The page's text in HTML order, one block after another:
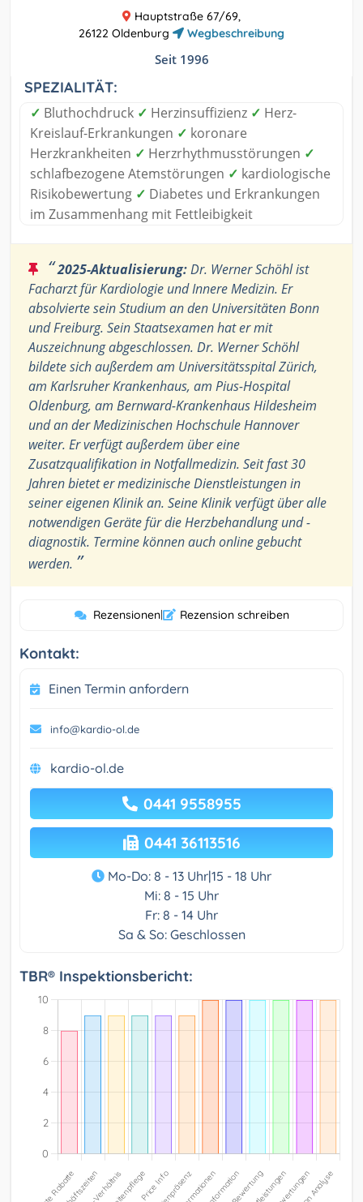
Hauptstraße 67/69,
26122 Oldenburg
Wegbeschreibung
Seit 1996
SPEZIALITÄT:
✓ Bluthochdruck ✓ Herzinsuffizienz ✓ Herz-
Kreislauf-Erkrankungen ✓ koronare
Herzkrankheiten ✓ Herzrhythmusstörungen ✓
schlafbezogene Atemstörungen ✓ kardiologische
Risikobewertung ✓ Diabetes und Erkrankungen
im Zusammenhang mit Fettleibigkeit
“2025-Aktualisierung:Dr. Werner Schöhl ist
Facharzt für Kardiologie und Innere Medizin. Er
absolvierte sein Studium an den Universitäten Bonn
und Freiburg. Sein Staatsexamen hat er mit
Auszeichnung abgeschlossen. Dr. Werner Schöhl
bildete sich außerdem am Universitätsspital Zürich,
am Karlsruher Krankenhaus, am Pius-Hospital
Oldenburg, am Bernward-Krankenhaus Hildesheim
und an der Medizinischen Hochschule Hannover
weiter. Er verfügt außerdem über eine
Zusatzqualifikation in Notfallmedizin. Seit fast 30
Jahren bietet er medizinische Dienstleistungen in
seiner eigenen Klinik an. Seine Klinik verfügt über alle
notwendigen Geräte für die Herzbehandlung und -
diagnostik. Termine können auch online gebucht
werden. ”
Rezensionen| Rezension schreiben
Kontakt:
Einen Termin anfordern
info@kardio-ol.de
kardio-ol.de
0441 9558955
0441 36113516
Mo-Do: 8 - 13 Uhr|15 - 18 Uhr
Mi: 8 - 15 Uhr
Fr: 8 - 14 Uhr
Sa & So: Geschlossen
TBR® Inspektionsbericht: